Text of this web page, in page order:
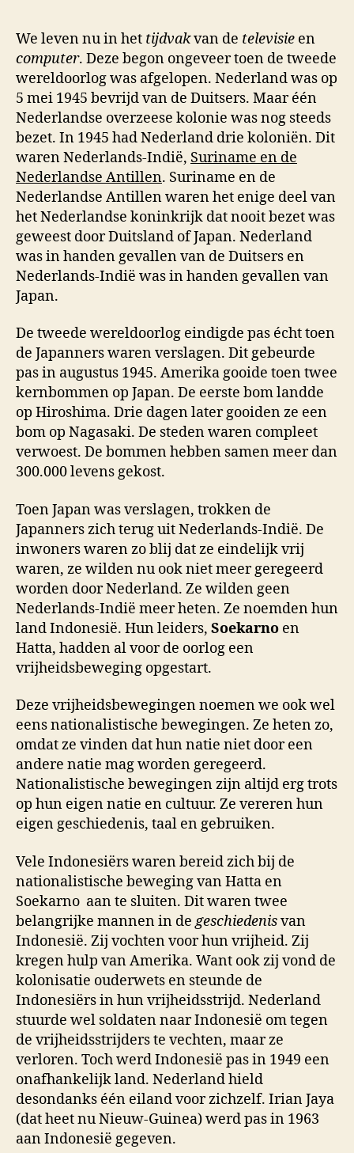
We leven nu in het tijdvakvan de televisie en
computer. Deze begon ongeveer toen de tweede
wereldoorlog was afgelopen. Nederland was op
5 mei 1945 bevrijd van de Duitsers. Maar één
Nederlandse overzeese kolonie was nog steeds
bezet. In 1945 had Nederland drie koloniën. Dit
waren Nederlands-Indië, Suriname en de
Nederlandse Antillen. Suriname en de
Nederlandse Antillen waren het enige deel van
het Nederlandse koninkrijk dat nooit bezet was
geweest door Duitsland of Japan. Nederland
was in handen gevallen van de Duitsers en
Nederlands-Indië was in handen gevallen van
Japan.
De tweede wereldoorlog eindigde pas écht toen
de Japanners waren verslagen. Dit gebeurde
pas in augustus 1945. Amerika gooide toen twee
kernbommen op Japan. De eerste bom landde
op Hiroshima. Drie dagen later gooiden ze een
bom op Nagasaki. De steden waren compleet
verwoest. De bommen hebben samen meer dan
300.000 levens gekost.
Toen Japan was verslagen, trokken de
Japanners zich terug uit Nederlands-Indië. De
inwoners waren zo blij dat ze eindelijk vrij
waren, ze wilden nu ook niet meer geregeerd
worden door Nederland. Ze wilden geen
Nederlands-Indië meer heten. Ze noemden hun
land Indonesië. Hun leiders, Soekarno en
Hatta, hadden al voor de oorlog een
vrijheidsbeweging opgestart.
Deze vrijheidsbewegingen noemen we ook wel
eens nationalistische bewegingen. Ze heten zo,
omdat ze vinden dat hun natie niet door een
andere natie mag worden geregeerd.
Nationalistische bewegingen zijn altijd erg trots
op hun eigen natie en cultuur. Ze vereren hun
eigen geschiedenis, taal en gebruiken.
Vele Indonesiërs waren bereid zich bij de
nationalistische beweging van Hatta en
Soekarno aan te sluiten. Dit waren twee
belangrijke mannen in degeschiedenisvan
Indonesië. Zij vochten voor hun vrijheid. Zij
kregen hulp van Amerika. Want ook zij vond de
kolonisatie ouderwets en steunde de
Indonesiërs in hun vrijheidsstrijd. Nederland
stuurde wel soldaten naar Indonesië om tegen
de vrijheidsstrijders te vechten, maar ze
verloren. Toch werd Indonesië pas in 1949 een
onafhankelijk land. Nederland hield
desondanks één eiland voor zichzelf. Irian Jaya
(dat heet nu Nieuw-Guinea) werd pas in 1963
aan Indonesië gegeven.